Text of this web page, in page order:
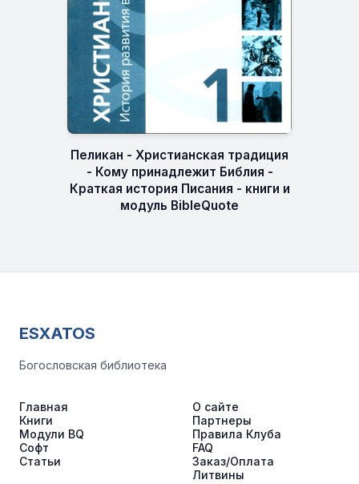
Пеликан - Христианская традиция
- Кому принадлежит Библия -
Краткая история Писания - книги и
модуль BibleQuote
ESXATOS
Богословская библиотека
Главная
Книги
Модули BQ
Софт
Статьи
О сайте
Партнеры
Правила Клуба
FAQ
Заказ/Оплата
Литвины